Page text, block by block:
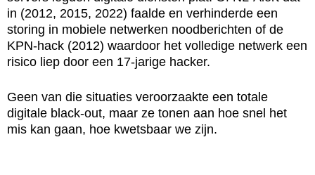
in (2012, 2015, 2022) faalde en verhinderde een
storing in mobiele netwerken noodberichten of de
KPN-hack (2012) waardoor het volledige netwerk een
risico liep door een 17-jarige hacker.
Geen van die situaties veroorzaakte een totale
digitale black-out, maar ze tonen aan hoe snel het
mis kan gaan, hoe kwetsbaar we zijn.